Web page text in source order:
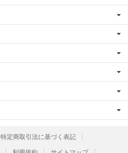
特定商取引法に基づく表記